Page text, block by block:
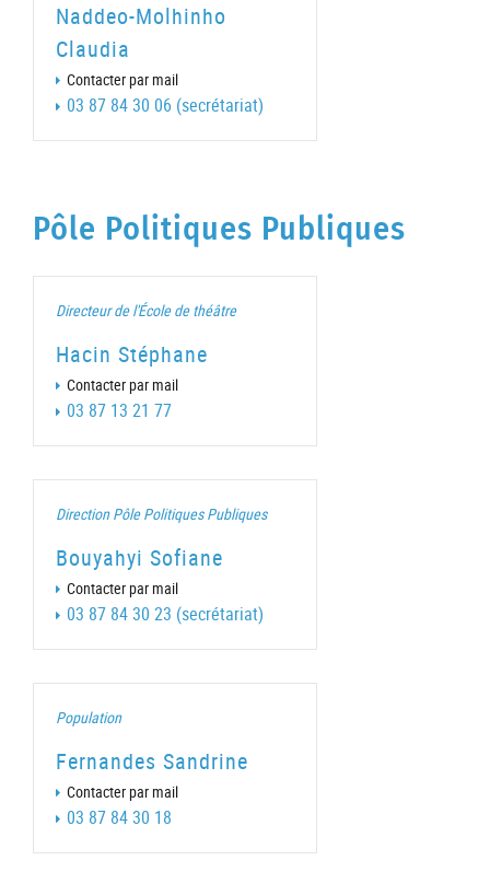
Naddeo-Molhinho
Claudia
Contacter par mail
03 87 84 30 06 (secrétariat)
Pôle Politiques Publiques
Directeur de l'École de théâtre
Hacin Stéphane
Contacter par mail
03 87 13 21 77
Direction Pôle Politiques Publiques
Bouyahyi Sofiane
Contacter par mail
03 87 84 30 23 (secrétariat)
Population
Fernandes Sandrine
Contacter par mail
03 87 84 30 18